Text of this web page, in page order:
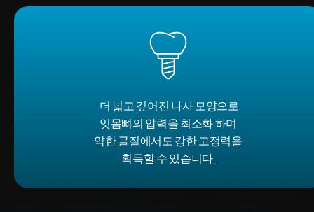
더 넓고 깊어진 나사 모양으로
잇몸뼈의 압력을 최소화 하며
약한 골질에서도 강한 고정력을
획득할 수 있습니다.